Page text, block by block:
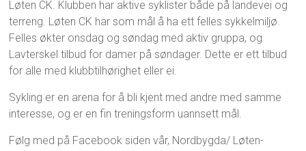
Løten CK. Klubben har aktive syklister både på landevei og
terreng. Løten CK har som mål å ha ett felles sykkelmiljø.
Felles økter onsdag og søndag med aktiv gruppa, og
Lavterskel tilbud for damer på søndager. Dette er ett tilbud
for alle med klubbtilhørighet eller ei.
Sykling er en arena for å bli kjent med andre med samme
interesse, og er en fin treningsform uannsett mål.
Følg med på Facebook siden vår, Nordbygda/ Løten-